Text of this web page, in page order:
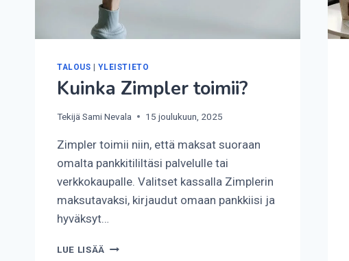
TALOUS |YLEISTIETO
Kuinka Zimpler toimii?
Tekijä Sami Nevala 15 joulukuun, 2025
Zimpler toimii niin, että maksat suoraan
omalta pankkitililtäsi palvelulle tai
verkkokaupalle. Valitset kassalla Zimplerin
maksutavaksi, kirjaudut omaan pankkiisi ja
hyväksyt…
LUE LISÄÄ KUINKA